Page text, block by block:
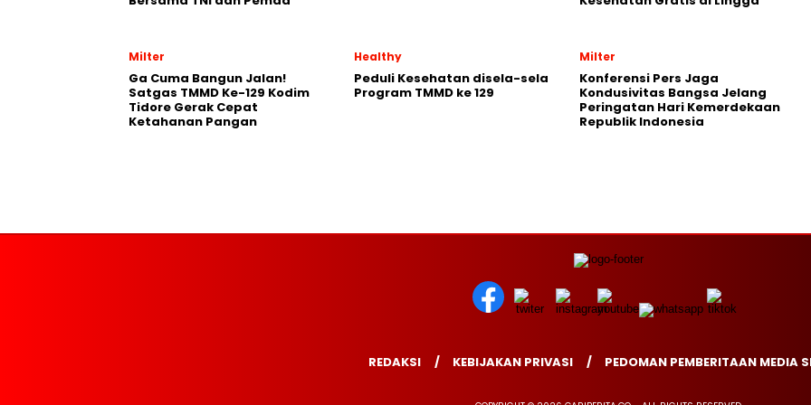
Milter
Ga Cuma Bangun Jalan!
Satgas TMMD Ke-129 Kodim
Tidore Gerak Cepat
Ketahanan Pangan
Healthy
Peduli Kesehatan disela-sela
Program TMMD ke 129
Milter
Konferensi Pers Jaga
Kondusivitas Bangsa Jelang
Peringatan Hari Kemerdekaan
Republik Indonesia
REDAKSI KEBIJAKAN PRIVASI PEDOMAN PEMBERITAAN MEDIA